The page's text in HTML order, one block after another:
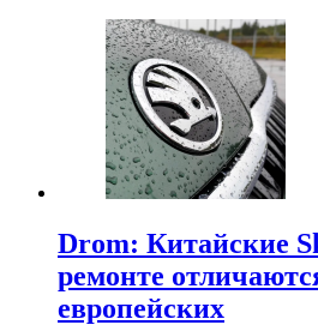
Drom: Китайские
ремонте
европейских